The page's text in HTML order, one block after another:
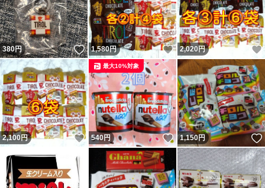
380円 いいね！
1,580円 いいね！
2,020 円
2,100円 いいね！
540円 いいね！
最大10%対象
1,150円